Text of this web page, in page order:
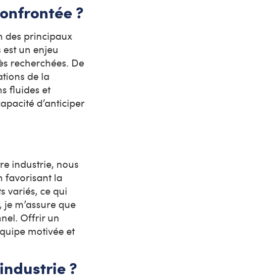
?
des principaux
un enjeu
recherchées. De
de la
fluides et
d’anticiper
industrie, nous
favorisant la
variés, ce qui
m’assure que
Offrir un
motivée et
?